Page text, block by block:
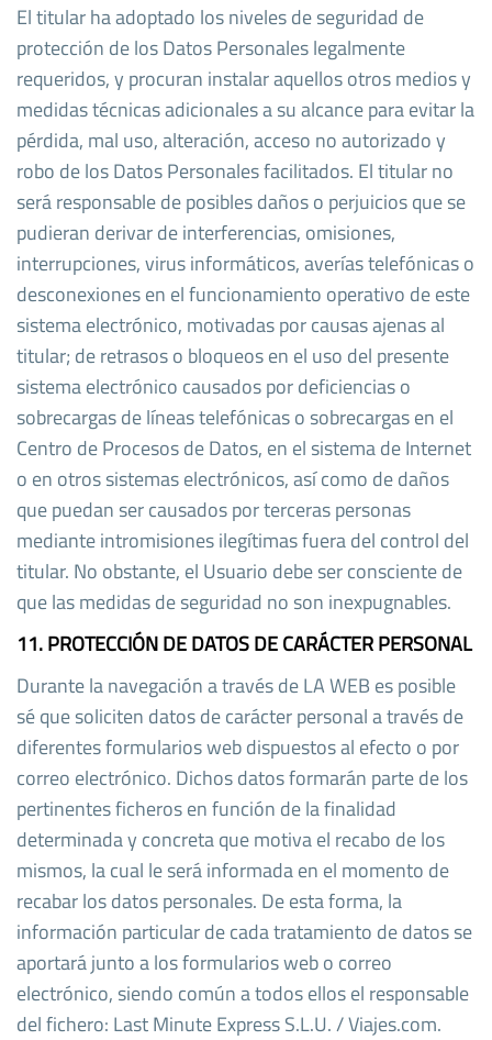
El titular ha adoptado los niveles de seguridad de
protección de los Datos Personales legalmente
requeridos, y procuran instalar aquellos otros medios y
medidas técnicas adicionales a su alcance para evitar la
pérdida, mal uso, alteración, acceso no autorizado y
robo de los Datos Personales facilitados. El titular no
será responsable de posibles daños o perjuicios que se
pudieran derivar de interferencias, omisiones,
interrupciones, virus informáticos, averías telefónicas o
desconexiones en el funcionamiento operativo de este
sistema electrónico, motivadas por causas ajenas al
titular; de retrasos o bloqueos en el uso del presente
sistema electrónico causados por deficiencias o
sobrecargas de líneas telefónicas o sobrecargas en el
Centro de Procesos de Datos, en el sistema de Internet
o en otros sistemas electrónicos, así como de daños
que puedan ser causados por terceras personas
mediante intromisiones ilegítimas fuera del control del
titular. No obstante, el Usuario debe ser consciente de
que las medidas de seguridad no son inexpugnables.
11. PROTECCIÓN DE DATOS DE CARÁCTER PERSONAL
Durante la navegación a través de LA WEB es posible
sé que soliciten datos de carácter personal a través de
diferentes formularios web dispuestos al efecto o por
correo electrónico. Dichos datos formarán parte de los
pertinentes ficheros en función de la finalidad
determinada y concreta que motiva el recabo de los
mismos, la cual le será informada en el momento de
recabar los datos personales. De esta forma, la
información particular de cada tratamiento de datos se
aportará junto a los formularios web o correo
electrónico, siendo común a todos ellos el responsable
del fichero: Last Minute Express S.L.U. / Viajes.com.